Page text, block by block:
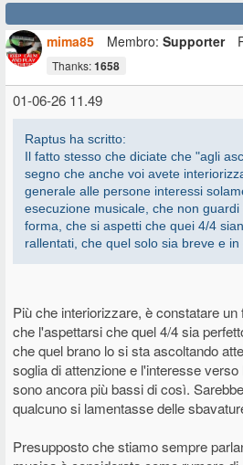
Come giustamente dici, se alla maggior
fregherà nulla della provenienza della
impossibile competere. Il non fare errori,
del thread, non basterà più.
mima85
Membro: Supporter
Thanks:1658
01-06-26 11.49
Raptus ha scritto:
Il fatto stesso che diciate che "agli
segno che anche voi avete
generale alle persone interessi
esecuzione musicale, che non
forma, che si aspetti che quei 4/4
rallentati, che quel solo sia breve e in
Più che interiorizzare, è constatare
che l'aspettarsi che quel 4/4 sia
che quel brano lo si sta ascoltando
soglia di attenzione e l'interesse
sono ancora più bassi di così.
qualcuno si lamentasse delle
Presupposto che stiamo sempre